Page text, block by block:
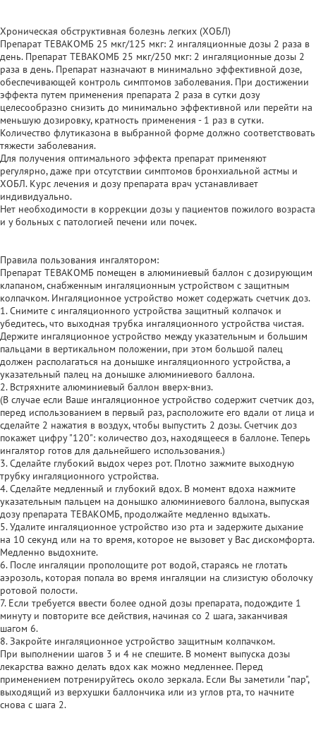
Хроническая обструктивная болезнь легких (ХОБЛ)
Препарат ТЕВАКОМБ 25 мкг/125 мкг: 2 ингаляционные дозы 2 раза в
день. Препарат ТЕВАКОМБ 25 мкг/250 мкг: 2 ингаляционные дозы 2
раза в день. Препарат назначают в минимально эффективной дозе,
обеспечивающей контроль симптомов заболевания. При достижении
эффекта путем применения препарата 2 раза в сутки дозу
целесообразно снизить до минимально эффективной или перейти на
меньшую дозировку, кратность применения - 1 раз в сутки.
Количество флутиказона в выбранной форме должно соответствовать
тяжести заболевания.
Для получения оптимального эффекта препарат применяют
регулярно, даже при отсутствии симптомов бронхиальной астмы и
ХОБЛ. Курс лечения и дозу препарата врач устанавливает
индивидуально.
Нет необходимости в коррекции дозы у пациентов пожилого возраста
и у больных с патологией печени или почек.
Правила пользования ингалятором:
Препарат ТЕВАКОМБ помещен в алюминиевый баллон с дозирующим
клапаном, снабженным ингаляционным устройством с защитным
колпачком. Ингаляционное устройство может содержать счетчик доз.
1. Снимите с ингаляционного устройства защитный колпачок и
убедитесь, что выходная трубка ингаляционного устройства чистая.
Держите ингаляционное устройство между указательным и большим
пальцами в вертикальном положении, при этом большой палец
должен располагаться на донышке ингаляционного устройства, а
указательный палец на донышке алюминиевого баллона.
2. Встряхните алюминиевый баллон вверх-вниз.
(В случае если Ваше ингаляционное устройство содержит счетчик доз,
перед использованием в первый раз, расположите его вдали от лица и
сделайте 2 нажатия в воздух, чтобы выпустить 2 дозы. Счетчик доз
покажет цифру "120": количество доз, находящееся в баллоне. Теперь
ингалятор готов для дальнейшего использования.)
3. Сделайте глубокий выдох через рот. Плотно зажмите выходную
трубку ингаляционного устройства.
4. Сделайте медленный и глубокий вдох. В момент вдоха нажмите
указательным пальцем на донышко алюминиевого баллона, выпуская
дозу препарата ТЕВАКОМБ, продолжайте медленно вдыхать.
5. Удалите ингаляционное устройство изо рта и задержите дыхание
на 10 секунд или на то время, которое не вызовет у Вас дискомфорта.
Медленно выдохните.
6. После ингаляции прополощите рот водой, стараясь не глотать
аэрозоль, которая попала во время ингаляции на слизистую оболочку
ротовой полости.
7. Если требуется ввести более одной дозы препарата, подождите 1
минуту и повторите все действия, начиная со 2 шага, заканчивая
шагом 6.
8. Закройте ингаляционное устройство защитным колпачком.
При выполнении шагов 3 и 4 не спешите. В момент выпуска дозы
лекарства важно делать вдох как можно медленнее. Перед
применением потренируйтесь около зеркала. Если Вы заметили "пар",
выходящий из верхушки баллончика или из углов рта, то начните
снова с шага 2.